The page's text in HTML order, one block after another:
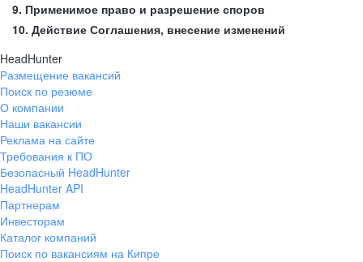
9. Применимое право и разрешение споров
10. Действие Соглашения, внесение изменений
HeadHunter
Размещение вакансий
Поиск по резюме
О компании
Наши вакансии
Реклама на сайте
Требования к ПО
Безопасный HeadHunter
HeadHunter API
Партнерам
Инвесторам
Каталог компаний
Поиск по вакансиям на Кипре